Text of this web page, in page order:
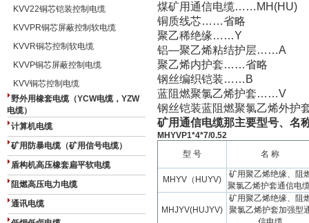
KVV22铜芯铠装控制电缆
KVVPR铜芯屏蔽控制软电缆
KVVR铜芯控制软电缆
KVVP铜芯屏蔽控制电缆
KVV铜芯控制电缆
野外用橡套电缆（YCW电缆，YZW
电缆）
计算机电缆
矿用防暴电缆（矿用信号电缆）
盾构机高压橡套扁平软电缆
阻燃高压电力电缆
通讯电缆
煤矿用通信电缆……MH(HU)
铜质线芯……省略
聚乙稀绝缘……Y
铝—聚乙烯粘结护层……A
聚乙烯内护套……省略
钢丝编织铠装……B
蓝阻燃聚氯乙烯护套……V
钢丝铠装蓝阻燃聚氯乙烯外护
矿用通信电缆那主要型号、名
MHYVP1*4*7/0.52
型 号 名 称
MHYV （ HUYV)
矿用聚乙烯绝缘、阻
聚氯乙烯护套通信电
MHJYV(HUJYV)
矿用聚乙烯绝缘、阻
聚氯乙烯护套加强型